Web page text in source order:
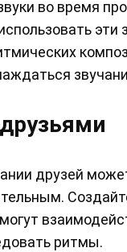
во время
эти
друзей
ритмы.